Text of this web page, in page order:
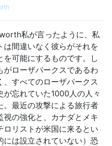
私が言ったように、私
は間違いなく彼らがそれを
を可能にするものです。し
がローザパークスであるわ
、すべてのローザパークス
が忘れていた1000人の人々
。最近の攻撃による旅行者
視の強化と、カナダとメキ
ロリストが米国に来るとい
には設立されていない）恐